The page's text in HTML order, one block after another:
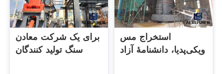
برای یک شرکت معادن
سنگ تولید کنندگان
استخراج مس
ویکی‌پدیا، دانشنامهٔ آزاد